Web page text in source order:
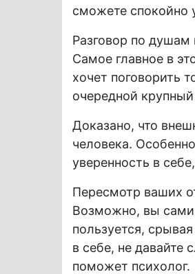
сможете спокойно
Разговор по
Самое главное в
хочет поговорить
очередной
Доказано, что
человека.
уверенность в
Пересмотр ваших
Возможно, вы сами
пользуется,
в себе, не давайте
поможет психолог.